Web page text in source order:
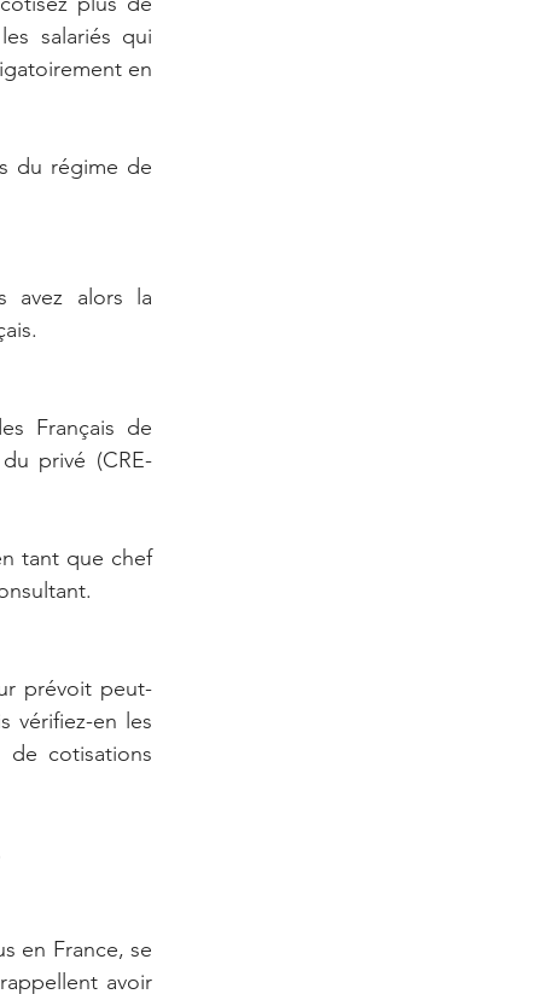
salariés qui
en
du régime de
avez alors la
Français de
privé (CRE-
tant que chef
prévoit peut-
vérifiez-en les
cotisations
en France, se
avoir